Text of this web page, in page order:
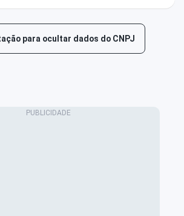
para ocultar dados do CNPJ